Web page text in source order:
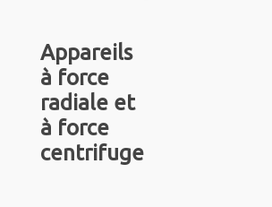
Appareils
à force
radiale et
à force
centrifuge